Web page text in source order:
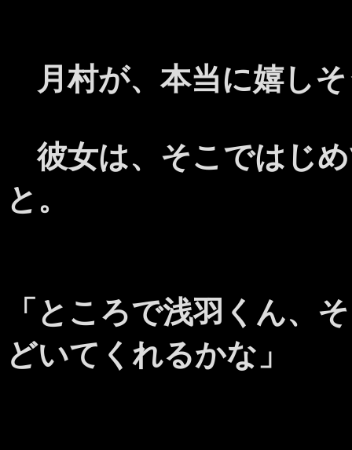
月村が、本当に嬉し
彼女は、そこではじ
と。
「ところで浅羽くん、
どいてくれるかな」